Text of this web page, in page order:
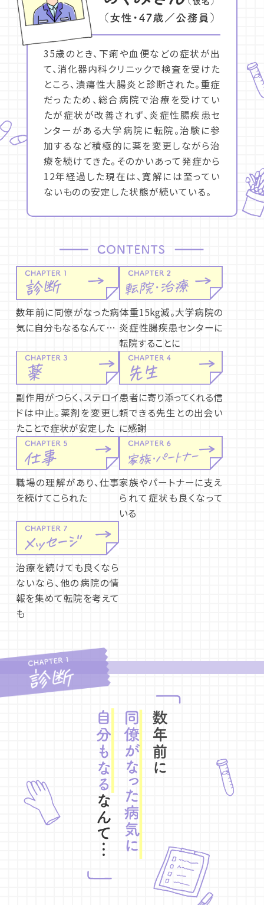
35歳のとき、下痢や血便などの症状が出
て、消化器内科クリニックで検査を受けた
ところ、潰瘍性大腸炎と診断された。重症
だったため、総合病院で治療を受けてい
たが症状が改善されず、炎症性腸疾患セ
ンターがある大学病院に転院。治験に参
加するなど積極的に薬を変更しながら治
療を続けてきた。そのかいあって発症から
12年経過した現在は、寛解には至ってい
ないものの安定した状態が続いている。
数年前に同僚がなった病
気に自分もなるなんて…
体重15kg減。大学病院の
炎症性腸疾患センターに
転院することに
副作用がつらく、ステロイ
ドは中止。薬剤を変更し
たことで症状が安定した
患者に寄り添ってくれる信
頼できる先生との出会い
に感謝
職場の理解があり、仕事
を続けてこられた
家族やパートナーに支え
られて症状も良くなって
いる
治療を続けても良くなら
ないなら、他の病院の情
報を集めて転院を考えて
も